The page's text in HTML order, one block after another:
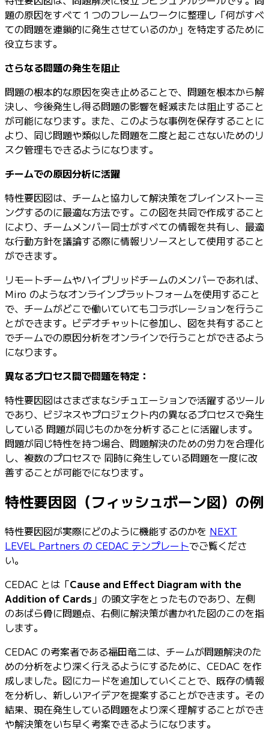
題の原因をすべて１つのフレームワークに整理し「何がすべ
ての問題を連鎖的に発生させているのか」を特定するために
役立ちます。
さらなる問題の発生を阻止
問題の根本的な原因を突き止めることで、問題を根本から解
決し、今後発生し得る問題の影響を軽減または阻止すること
が可能になります。また、このような事例を保存することに
より、同じ問題や類似した問題を二度と起こさないためのリ
スク管理もできるようになります。
チームでの原因分析に活躍
特性要因図は、チームと協力して解決策をブレインストーミ
ングするのに最適な方法です。この図を共同で作成すること
により、チームメンバー同士がすべての情報を共有し、最適
な行動方針を議論する際に情報リソースとして使用すること
ができます。
リモートチームやハイブリッドチームのメンバーであれば、
Miro のようなオンラインプラットフォームを使用すること
で、チームがどこで働いていてもコラボレーションを行うこ
とができます。ビデオチャットに参加し、図を共有すること
でチームでの原因分析をオンラインで行うことができるよう
になります。
異なるプロセス間で問題を特定：
特性要因図はさまざまなシチュエーションで活躍するツール
であり、ビジネスやプロジェクト内の異なるプロセスで発生
している 問題が同じものかを分析することに活躍します。
問題が同じ特性を持つ場合、問題解決のための労力を合理化
し、複数のプロセスで 同時に発生している問題を一度に改
善することが可能でになります。
特性要因図（フィッシュボーン図）の例
特性要因図が実際にどのように機能するのかを NEXT
LEVEL Partners の CEDAC テンプレートでご覧くださ
い。
CEDAC とは「Cause and Effect Diagram with the
Addition of Cards 」の頭文字をとったものであり、左側
のあばら骨に問題点、右側に解決策が書かれた図のこのを指
します。
CEDAC の考案者である福田竜二は、チームが問題解決のた
めの分析をより深く行えるようにするために、CEDAC を作
成しました。図にカードを追加していくことで、既存の情報
を分析し、新しいアイデアを提案することができます。その
結果、現在発生している問題をより深く理解することができ
や解決策をいち早く考案できるようになります。